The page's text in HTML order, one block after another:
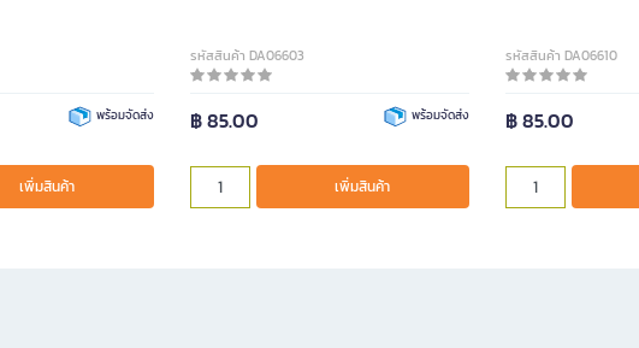
พร้อมจัดส่ง
เพิ่มสินค้า
รหัสสินค้า DA06603
฿ 85.00 พร้อมจัดส่ง
เพิ่มสินค้า
รหัสสินค้า DA06610
฿ 85.00